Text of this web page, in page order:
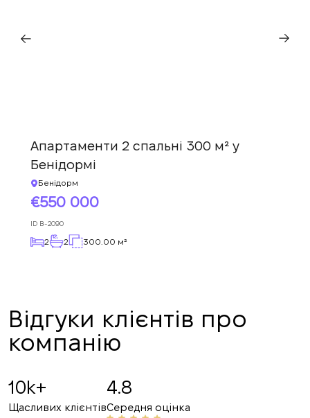
Апартаменти 2 спальні 300 м² у
Бенідормі
Бенідорм
550 000
ID B-2090
2 2 300.00 м²
Відгуки клієнтів про
компанію
10k+
Щасливих клієнтів
4.8
Середня оцінка
зв’яжемося з вами найближчим часом.
ПЕРЕДЗВОНІТЬ МЕНІ